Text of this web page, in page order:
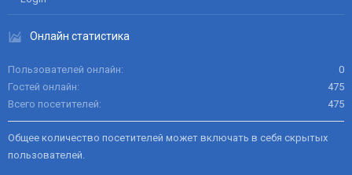
Онлайн статистика
Пользователей онлайн
0
Гостей онлайн
475
Всего посетителей
475
Общее количество посетителей может включать в себя скрытых
пользователей.